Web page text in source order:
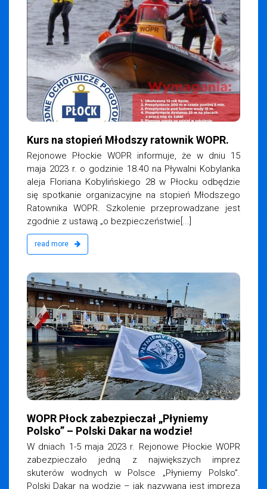
Kurs na stopień Młodszy ratownik WOPR.
Rejonowe Płockie WOPR informuje, że w dniu 15
maja 2023 r. o godzinie 18.40 na Pływalni Kobylanka
aleja Floriana Kobylińskiego 28 w Płocku odbędzie
się spotkanie organizacyjne na stopień Młodszego
Ratownika WOPR. Szkolenie przeprowadzane jest
zgodnie z ustawą „o bezpieczeństwie[...]
read more
WOPR Płock zabezpieczał „Płyniemy
Polsko” – Polski Dakar na wodzie!
W dniach 1-5 maja 2023 r. Rejonowe Płockie WOPR
zabezpieczało jedną z największych imprez
skuterów wodnych w Polsce „Płyniemy Polsko”.
Polski Dakar na wodzie – jak nazywana jest impreza